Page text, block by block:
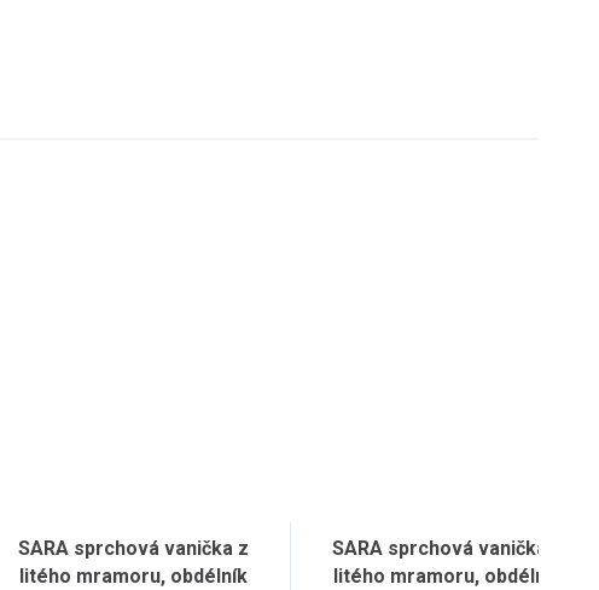
SARA sprchová vanička z
litého mramoru, obdélník
SARA sprchová vanička z
litého mramoru, obdélník